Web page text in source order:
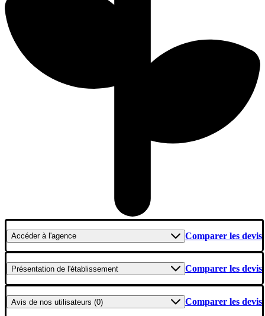
Accéderà l'agence Comparer les devis
Présentation de l'établissement Comparer les devis
Avis de nos utilisateurs (0) Comparer les devis